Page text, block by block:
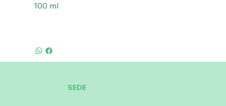
100 ml
SEDE